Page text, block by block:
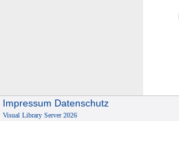
Impressum Datenschutz
Visual Library Server 2026